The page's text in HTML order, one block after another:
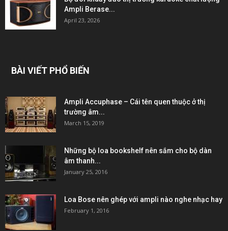
Ampli Berase...
April 23, 2026
BÀI VIẾT PHỔ BIẾN
Ampli Accuphase – Cái tên quen thuộc ở thị
trường âm...
March 15, 2019
Những bộ loa bookshelf nên sắm cho bộ dàn
âm thanh...
January 25, 2016
Loa Bose nên ghép với ampli nào nghe nhạc hay
February 1, 2016